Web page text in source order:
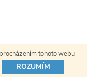
tohoto webu
ROZUMÍM